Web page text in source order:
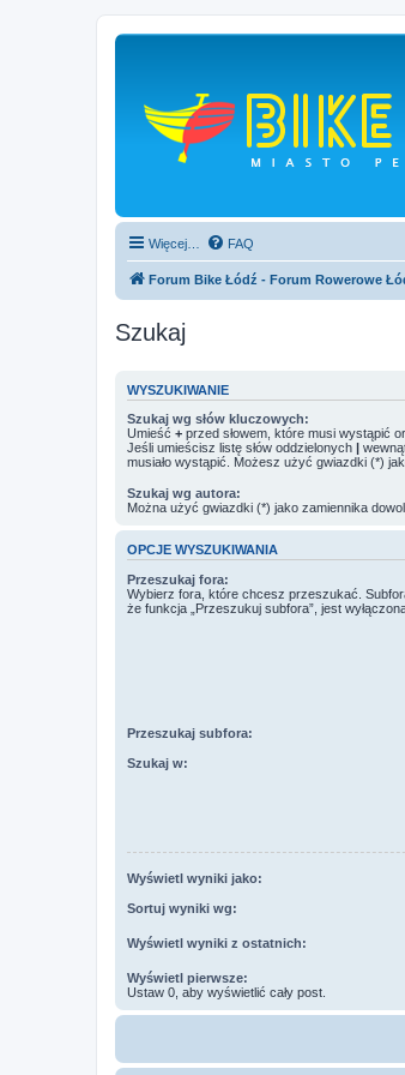
Więcej… FAQ
Forum Bike Łódź - Forum Rowerowe
Szukaj
WYSZUKIWANIE
Szukaj wg słów kluczowych:
Umieść + przed słowem, które musi wystąpić
Jeśli umieścisz listę słów oddzielonych |
musiało wystąpić. Możesz użyć gwiazdki (*)
Szukaj wg autora:
Można użyć gwiazdki (*) jako zamiennika
OPCJE WYSZUKIWANIA
Przeszukaj fora:
Wybierz fora, które chcesz przeszukać.
że funkcja „Przeszukuj subfora”, jest
Przeszukaj subfora:
Szukaj w:
Wyświetl wyniki jako:
Sortuj wyniki wg:
Wyświetl wyniki z ostatnich:
Wyświetl pierwsze:
Ustaw 0, aby wyświetlić cały post.